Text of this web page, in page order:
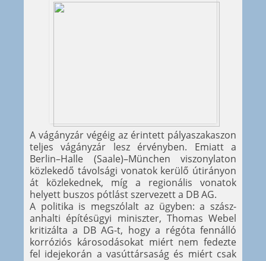
A vágányzár végéig az érintett pályaszakaszon
teljes vágányzár lesz érvényben. Emiatt a
Berlin–Halle (Saale)–München viszonylaton
közlekedő távolsági vonatok kerülő útirányon
át közlekednek, míg a regionális vonatok
helyett buszos pótlást szervezett a DB AG.
A politika is megszólalt az ügyben: a szász-
anhalti építésügyi miniszter, Thomas Webel
kritizálta a DB AG-t, hogy a régóta fennálló
korróziós károsodásokat miért nem fedezte
fel idejekorán a vasúttársaság és miért csak